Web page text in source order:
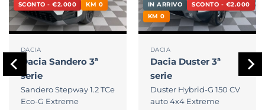
SCONTO - €2.000 KM 0
DACIA
Dacia Sandero 3ª
serie
Sandero Stepway 1.2 TCe
Eco-G Extreme
IN ARRIVO
SCONTO - €2.000
KM 0
DACIA
Dacia Duster 3ª
serie
Duster Hybrid-G 150 CV
auto 4x4 Extreme